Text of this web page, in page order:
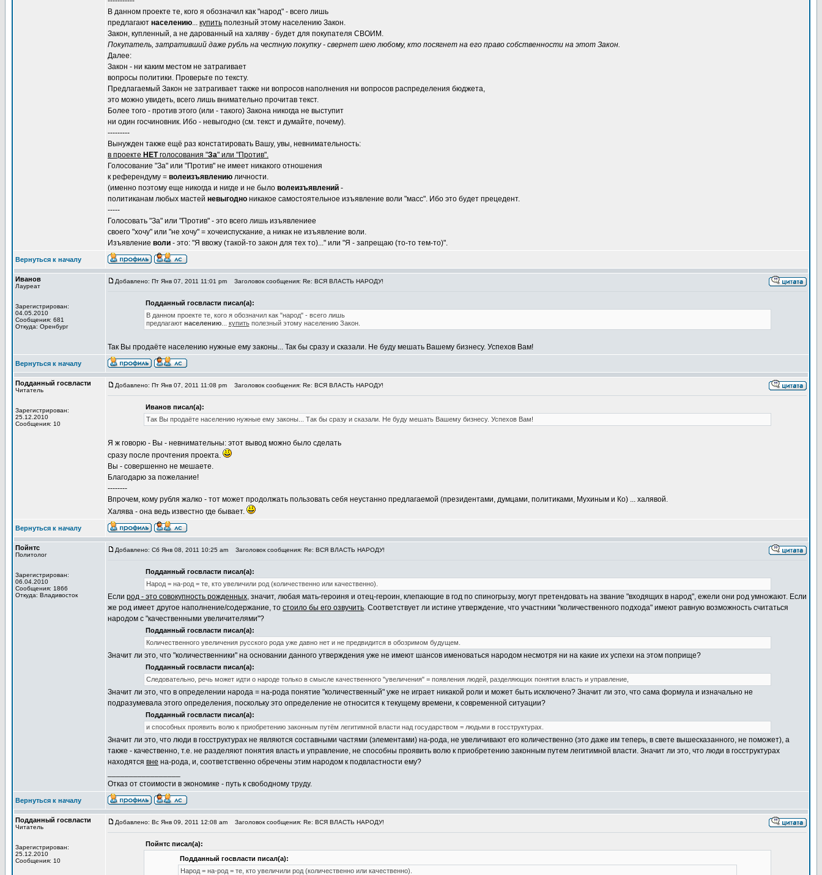
В данном проекте те, кого я обозначил как "народ" - всего лишь
предлагают населению... купить полезный этому населению Закон.
Закон, купленный, а не дарованный на халяву - будет для покупателя СВОИМ.
Покупатель, затративший даже рубль на честную покупку - свернет шею любому, кто посягнет на его право собственности на этот Закон.
Далее:
Закон - ни каким местом не затрагивает
вопросы политики. Проверьте по тексту.
Предлагаемый Закон не затрагивает также ни вопросов наполнения ни вопросов распределения бюджета,
это можно увидеть, всего лишь внимательно прочитав текст.
Более того - против этого (или - такого) Закона никогда не выступит
ни один госчиновник. Ибо - невыгодно (см. текст и думайте, почему).
---------
Вынужден также ещё раз констатировать Вашу, увы, невнимательность:
в проекте НЕТголосования "За" или "Против".
Голосование "За" или "Против" не имеет никакого отношения
к референдуму = волеизъявлению личности.
(именно поэтому еще никогда и нигде и не было волеизъявлений -
политиканам любых мастей невыгодно никакое самостоятельное изъявление воли "масс". Ибо это будет прецедент.
-----
Голосовать "За" или "Против" - это всего лишь изъявлениее
своего "хочу" или "не хочу" = хочеиспускание, а никак не изъявление воли.
Изъявление воли - это: "Я ввожу (такой-то закон для тех то)..." или "Я - запрещаю (то-то тем-то)".
Вернуться к началу
Иванов
Лауреат
Зарегистрирован:
04.05.2010
Сообщения: 681
Откуда: Оренбург
Добавлено: Пт Янв 07, 2011 11:01 pm Заголовок сообщения: Re: ВСЯ ВЛАСТЬ НАРОДУ!
Подданный госвласти писал(а):
В данном проекте те, кого я обозначил как "народ" - всего лишь
предлагают населению... купитьполезный этому населению Закон.
Так Вы продаёте населению нужные ему законы... Так бы сразу и сказали. Не буду мешать Вашему бизнесу. Успехов Вам!
Вернуться к началу
Подданный госвласти
Читатель
Зарегистрирован:
25.12.2010
Сообщения: 10
Добавлено: Пт Янв 07, 2011 11:08 pm Заголовок сообщения: Re: ВСЯ ВЛАСТЬ НАРОДУ!
Иванов писал(а):
Так Вы продаёте населению нужные ему законы... Так бы сразу и сказали. Не буду мешать Вашему бизнесу. Успехов Вам!
Я ж говорю - Вы - невнимательны: этот вывод можно было сделать
сразу после прочтения проекта.
Вы - совершенно не мешаете.
Благодарю за пожелание!
--------
Впрочем, кому рубля жалко - тот может продолжать пользовать себя неустанно предлагаемой (президентами, думцами, политиками, Мухиным и Ко) ... халявой.
Халява - она ведь известно где бывает.
Вернуться к началу
Пойнтс
Политолог
Зарегистрирован:
06.04.2010
Сообщения: 1866
Откуда: Владивосток
Добавлено: Сб Янв 08, 2011 10:25 am Заголовок сообщения: Re: ВСЯ ВЛАСТЬ НАРОДУ!
Подданный госвласти писал(а):
Народ = на-род = те, кто увеличили род (количественно или качественно).
Если род - это совокупность рожденных, значит, любая мать-героиня и отец-героин, клепающие в год по спиногрызу, могут претендовать на звание "входящих в народ", ежели они род умножают. Если
же род имеет другое наполнение/содержание, то стоило бы его озвучить. Соответствует ли истине утверждение, что участники "количественного подхода" имеют равную возможность считаться
народом с "качественными увеличителями"?
Подданный госвласти писал(а):
Количественного увеличения русского рода уже давно нет и не предвидится в обозримом будущем.
Значит ли это, что "количественники" на основании данного утверждения уже не имеют шансов именоваться народом несмотря ни на какие их успехи на этом поприще?
Подданный госвласти писал(а):
Следовательно, речь может идти о народе только в смысле качественного "увеличения" = появления людей, разделяющих понятия власть и управление,
Значит ли это, что в определении народа = на-рода понятие "количественный" уже не играет никакой роли и может быть исключено? Значит ли это, что сама формула и изначально не
подразумевала этого определения, поскольку это определение не относится к текущему времени, к современной ситуации?
Подданный госвласти писал(а):
и способных проявить волю к приобретению законным путём легитимной власти над государством = людьми в госструктурах.
Значит ли это, что люди в госструктурах не являются составными частями (элементами) на-рода, не увеличивают его количественно (это даже им теперь, в свете вышесказанного, не поможет), а
также - качественно, т.е. не разделяют понятия власть и управление, не способны проявить волю к приобретению законным путем легитимной власти. Значит ли это, что люди в госструктурах
находятся вне на-рода, и, соответственно обречены этим народом к подвластности ему?
Отказ от стоимости в экономике - путь к свободному труду.
Вернуться к началу
Подданный госвласти
Читатель
Зарегистрирован:
25.12.2010
Сообщения: 10
Добавлено: Вс Янв 09, 2011 12:08 am Заголовок сообщения: Re: ВСЯ ВЛАСТЬ НАРОДУ!
Пойнтс писал(а):
Подданный госвласти писал(а):
Народ = на-род = те, кто увеличили род (количественно или качественно).